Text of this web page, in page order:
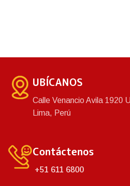
UBÍCANOS
Calle Venancio Avila 1920
Lima, Perú
Contáctenos
+51 611 6800